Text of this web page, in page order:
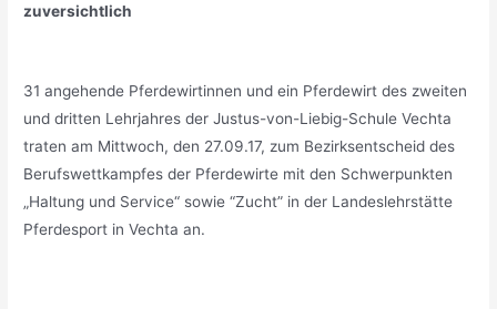
zuversichtlich
31 angehende Pferdewirtinnen und ein Pferdewirt des zweiten
und dritten Lehrjahres der Justus-von-Liebig-Schule Vechta
traten am Mittwoch, den 27.09.17, zum Bezirksentscheid des
Berufswettkampfes der Pferdewirte mit den Schwerpunkten
„Haltung und Service“ sowie “Zucht” in der Landeslehrstätte
Pferdesport in Vechta an.